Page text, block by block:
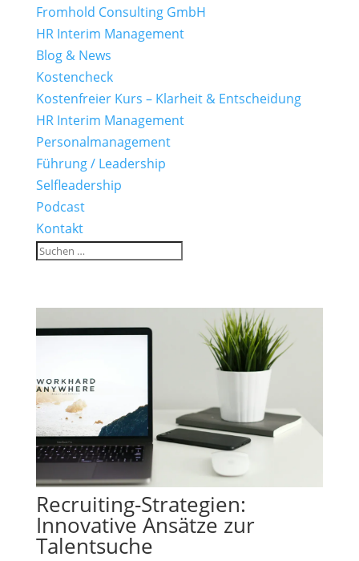
Fromhold Consulting GmbH
HR Interim Management
Blog & News
Kostencheck
Kostenfreier Kurs – Klarheit & Entscheidung
HR Interim Management
Personalmanagement
Führung / Leadership
Selfleadership
Podcast
Kontakt
Recruiting-Strategien:
Innovative Ansätze zur
Talentsuche